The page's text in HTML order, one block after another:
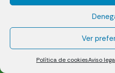
Ver
Política de cookiesAviso
Césped
Política de
Aviso legal y
¿Quiénes